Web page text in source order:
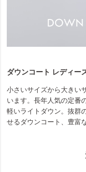
ダウンコート レディー
小さいサイズから大きい
います。長年人気の定番
軽いライトダウン。抜群
せるダウンコート、豊富